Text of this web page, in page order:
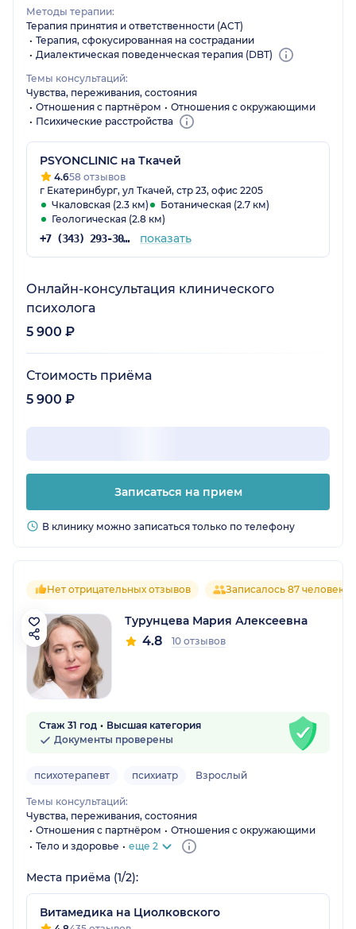
Методы терапии:
Терапия принятия и ответственности (ACT)
Терапия, сфокусированная на сострадании
Диалектическая поведенческая терапия (DBT)
Темы консультаций:
Чувства, переживания, состояния
Отношения с партнёром
Отношения с окружающими
Психические расстройства
PSYONCLINIC на Ткачей
4.658 отзывов
г Екатеринбург, ул Ткачей, стр 23, офис 2205
Чкаловская (2.3 км)
Ботаническая (2.7 км)
Геологическая (2.8 км)
+7 (343) 293-30-75 показать
Онлайн-консультация клинического
психолога
5 900 ₽
Стоимость приёма
5 900 ₽
Записаться на прием
В клинику можно записаться только по телефону
Нет отрицательных отзывов Записалось 87 человек
Турунцева Мария Алексеевна
4.8 10 отзывов
Стаж 31 год
Высшая категория
Документы проверены
психотерапевт психиатр Взрослый
Темы консультаций:
Чувства, переживания, состояния
Отношения с партнёром
Отношения с окружающими
Тело и здоровье
еще 2
Места приёма (1/2):
Витамедика на Циолковского